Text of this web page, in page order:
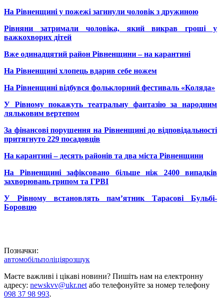
На Рівненщині у пожежі загинули чоловік з дружиною
Рівняни затримали чоловіка, який викрав гроші у
важкохворих дітей
Вже одинадцятий район Рівненщини – на карантині
На Рівненщині хлопець вдарив себе ножем
На Рівненщині відбувся фольклорний фестиваль «Коляда»
У Рівному покажуть театральну фантазію за народним
ляльковим вертепом
За фінансові порушення на Рівненщині до відповідальності
притягнуто 229 посадовців
На карантині – десять районів та два міста Рівненщини
На Рівненщині зафіксовано більше ніж 2400 випадків
захворювань грипом та ГРВІ
У Рівному встановлять пам’ятник Тарасові Бульбі-
Боровцю
Позначки:
автомобільполіціярозшук
Маєте важливі і цікаві новини? Пишіть нам на електронну
адресу: newskvv@ukr.netабо телефонуйте за номер телефону
098 37 98 993.